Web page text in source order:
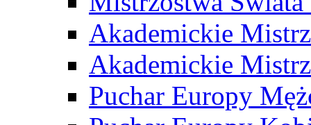
Akademickie
Akademickie
Puchar Europy